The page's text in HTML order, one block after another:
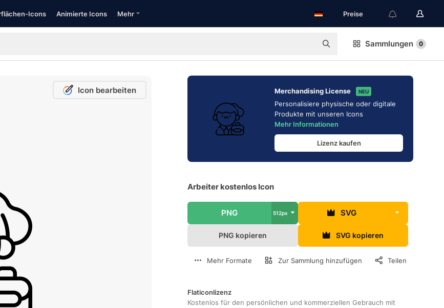
Icons Animierte Icons Mehr Preise
Sammlungen 0
Icon bearbeiten Merchandising License NEU
Personalisiere physische oder digitale
Produkte mit unseren Icons
Mehr Informationen
Lizenz kaufen
Arbeiter kostenlos Icon
PNG 512px SVG
PNG kopieren SVG kopieren
Mehr Formate Zur Sammlung hinzufügen Teilen
Flaticonlizenz
Kostenlos für den persönlichen und kommerziellen Gebrauch mit